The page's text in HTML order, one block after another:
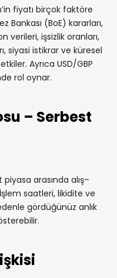
fiyatı birçok faktöre
Bankası (BoE) kararları,
verileri, işsizlik oranları,
siyasi istikrar ve küresel
Ayrıca USD/GBP
rol oynar.
– Serbest
arasında alış–
saatleri, likidite ve
gördüğünüz anlık